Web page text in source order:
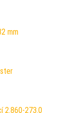
mm
2.860-273.0